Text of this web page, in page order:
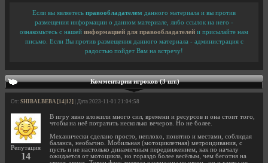
Если вы являетесь правообладателем данного материала и вы против
размещения информации о данном материале, либо ссылок на него -
ознакомьтесь с нашей информацией для правообладателей и присылайте нам
письмо. Если Вы против размещения данного материала - администрация с
радостью пойдет Вам на встречу!
Комментарии игроков (3 шт.)
От: SHIBALBEBA [14|12] | Дата 2023-11-01 21:04:58
Репутация
14
В игру явно вложили много сил, времени и ресурсов и она стоит того,
чтобы на неё потратить несколько вечеров. Но не более.
Механически сделано просто, неплохо, понятно и местами, соблюдая
баланса, необычно. Мобильная (мотоциклетная) метроидивания, с
пусть и не настолько динамичным передвижением, как по началу
ожидается от мотоцикла, но гораздо более весёлым, чем беготня на